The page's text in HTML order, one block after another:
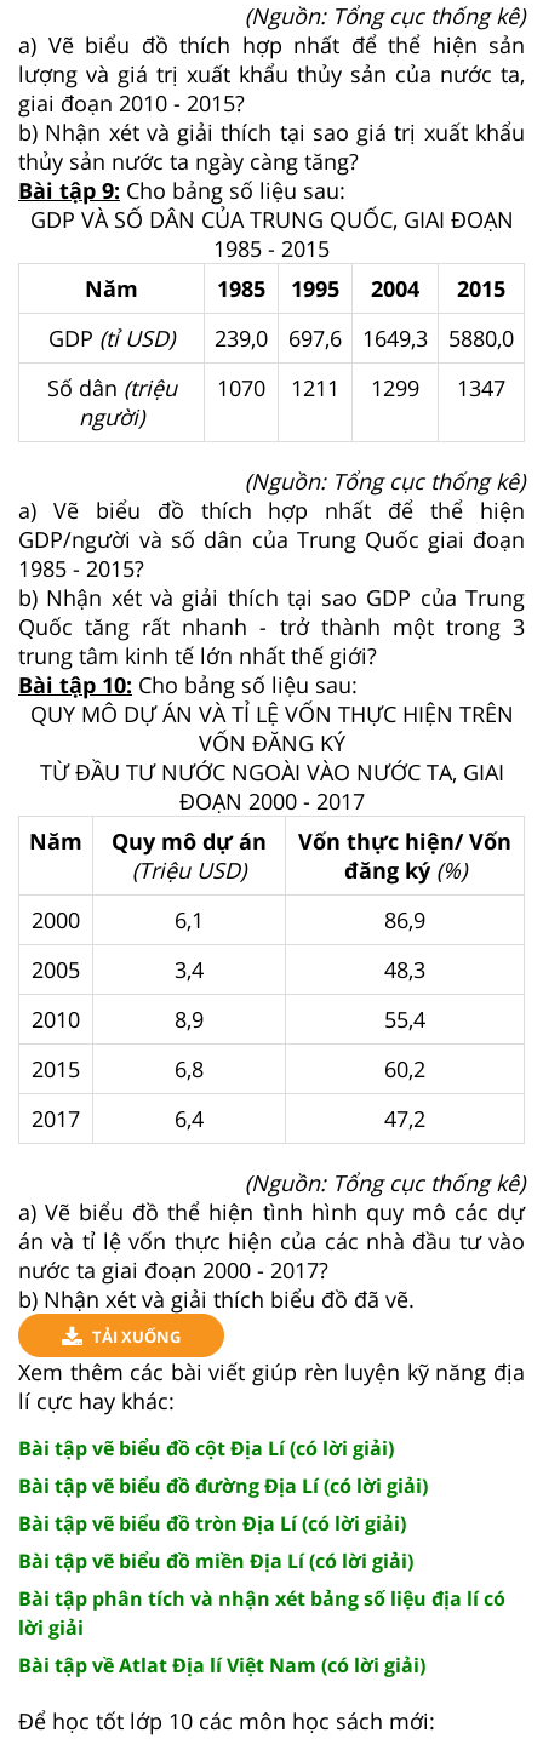
(Nguồn: Tổng cục thống kê)
a) Vẽ biểu đồ thích hợp nhất để thể hiện sản
lượng và giá trị xuất khẩu thủy sản của nước ta,
giai đoạn 2010 - 2015?
b) Nhận xét và giải thích tại sao giá trị xuất khẩu
thủy sản nước ta ngày càng tăng?
Bài tập 9: Cho bảng số liệu sau:
GDP VÀ SỐ DÂN CỦA TRUNG QUỐC, GIAI ĐOẠN
1985 - 2015
Năm
1985 1995 2004
2015
GDP (tỉ USD) 239,0 697,6 1649,3
5880,0
Số dân (triệu
người)
1070 1211 1299 1347
(Nguồn: Tổng cục thống kê)
a) Vẽ biểu đồ thích hợp nhất để thể hiện
GDP/người và số dân của Trung Quốc giai đoạn
1985 - 2015?
b) Nhận xét và giải thích tại sao GDP của Trung
Quốc tăng rất nhanh - trở thành một trong 3
trung tâm kinh tế lớn nhất thế giới?
Bài tập 10: Cho bảng số liệu sau:
QUY MÔ DỰ ÁN VÀ TỈ LỆ VỐN THỰC HIỆN TRÊN
VỐN ĐĂNG KÝ
TỪ ĐẦU TƯ NƯỚC NGOÀI VÀO NƯỚC TA, GIAI
ĐOẠN 2000 - 2017
Năm
Quy mô dự án
(Triệu USD)
Vốn thực hiện/ Vốn
đăng ký (%)
2000
6,1
86,9
2005
3,4
48,3
2010
8,9
55,4
2015
6,8
60,2
2017
6,4 47,2
(Nguồn: Tổng cục thống kê)
a) Vẽ biểu đồ thể hiện tình hình quy mô các dự
án và tỉ lệ vốn thực hiện của các nhà đầu tư vào
nước ta giai đoạn 2000 - 2017?
b) Nhận xét và giải thích biểu đồ đã vẽ.
TẢI XUỐNG
Xem thêm các bài viết giúp rèn luyện kỹ năng địa
lí cực hay khác:
Bài tập vẽ biểu đồ cột Địa Lí (có lời giải)
Bài tập vẽ biểu đồ đường Địa Lí (có lời giải)
Bài tập vẽ biểu đồ tròn Địa Lí (có lời giải)
Bài tập vẽ biểu đồ miền Địa Lí (có lời giải)
Bài tập phân tích và nhận xét bảng số liệu địa lí có
lời giải
Bài tập về Atlat Địa lí Việt Nam (có lời giải)
Để học tốt lớp 10 các môn học sách mới: